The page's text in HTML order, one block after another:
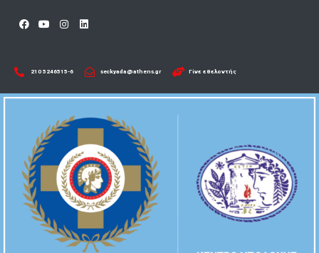
210 5246515-6​ seckyada@athens.gr Γίνε εθελοντής